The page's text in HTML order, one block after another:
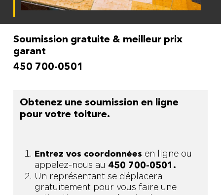
Soumission gratuite & meilleur prix
garant
450 700-0501
Obtenez une soumission en ligne
pour votre toiture.
Entrez vos coordonnées en ligne ou
appelez-nous au 450 700-0501.
Un représentant se déplacera
gratuitement pour vous faire une